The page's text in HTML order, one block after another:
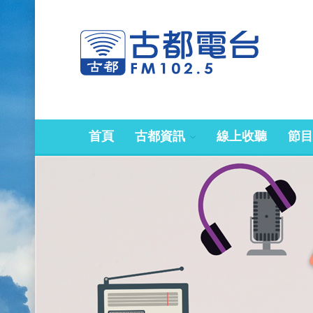
首頁 古都資訊 線上收聽 節